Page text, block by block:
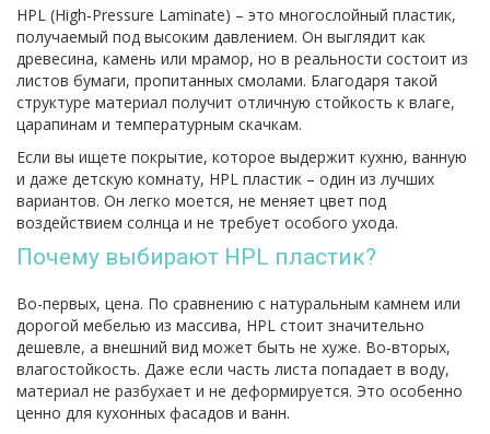
HPL (High‑Pressure Laminate) – это многослойный пластик,
получаемый под высоким давлением. Он выглядит как
древесина, камень или мрамор, но в реальности состоит из
листов бумаги, пропитанных смолами. Благодаря такой
структуре материал получит отличную стойкость к влаге,
царапинам и температурным скачкам.
Если вы ищете покрытие, которое выдержит кухню, ванную
и даже детскую комнату, HPL пластик – один из лучших
вариантов. Он легко моется, не меняет цвет под
воздействием солнца и не требует особого ухода.
Почему выбирают HPL пластик?
Во-первых, цена. По сравнению с натуральным камнем или
дорогой мебелью из массива, HPL стоит значительно
дешевле, а внешний вид может быть не хуже. Во‑вторых,
влагостойкость. Даже если часть листа попадает в воду,
материал не разбухает и не деформируется. Это особенно
ценно для кухонных фасадов и ванн.